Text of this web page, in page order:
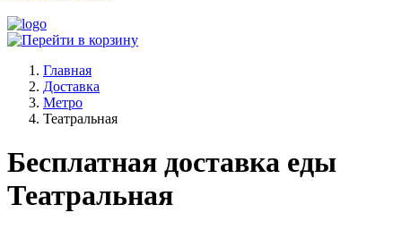
Главная
Доставка
Метро
Театральная
Бесплатная доставка еды
Театральная